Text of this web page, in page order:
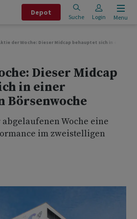
Depot
Suche Login Menu
der Woche: Dieser Midcap behauptet sich in einer
Dieser Midcap
in einer
Börsenwoche
Woche eine
im zweistelligen